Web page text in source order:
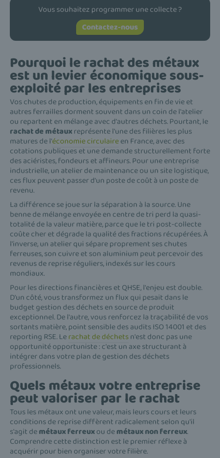
Vous souhaitez programmer une collecte ?
Contactez-nous
Pourquoi le rachat des métaux
est un levier économique sous-
exploité par les entreprises
Vos chutes de production, équipements en fin de vie et
autres ferrailles dorment souvent dans un coin de l'atelier
ou repartent en mélange avec d'autres déchets. Pourtant, le
rachat de métauxreprésente l'une des filières les plus
matures de l'économie circulaireen France, avec des
cotations publiques et une demande structurellement forte
des aciéristes, fondeurs et affineurs. Pour une entreprise
industrielle, un atelier de maintenance ou un site logistique,
ces flux peuvent passer d'un poste de coût à un poste de
revenu.
La différence se joue sur la séparation à la source. Une
benne de mélange envoyée en centre de tri perd la quasi-
totalité de la valeur matière, parce que le tri post-collecte
coûte cher et dégrade la qualité des fractions récupérées. À
l'inverse, un atelier qui sépare proprement ses chutes
ferreuses, son cuivre et son aluminium peut percevoir des
revenus de reprise réguliers, indexés sur les cours
mondiaux.
Pour les directions financières et QHSE, l'enjeu est double.
D'un côté, vous transformez un flux qui pesait dans le
budget gestion des déchets en source de produit
exceptionnel. De l'autre, vous renforcez la traçabilité de vos
sortants matière, point sensible des audits ISO 14001 et des
reporting RSE. Lerachat de déchetsn'est donc pas une
opportunité opportuniste : c'est un axe structurant à
intégrer dans votre plan de gestion des déchets
professionnels.
Quels métaux votre entreprise
peut valoriser par le rachat
Tous les métaux ont une valeur, mais leurs cours et leurs
conditions de reprise diffèrent radicalement selon qu'il
s'agit demétaux ferreuxou demétaux non ferreux.
Comprendre cette distinction est le premier réflexe à
acquérir pour bien organiser votre filière.